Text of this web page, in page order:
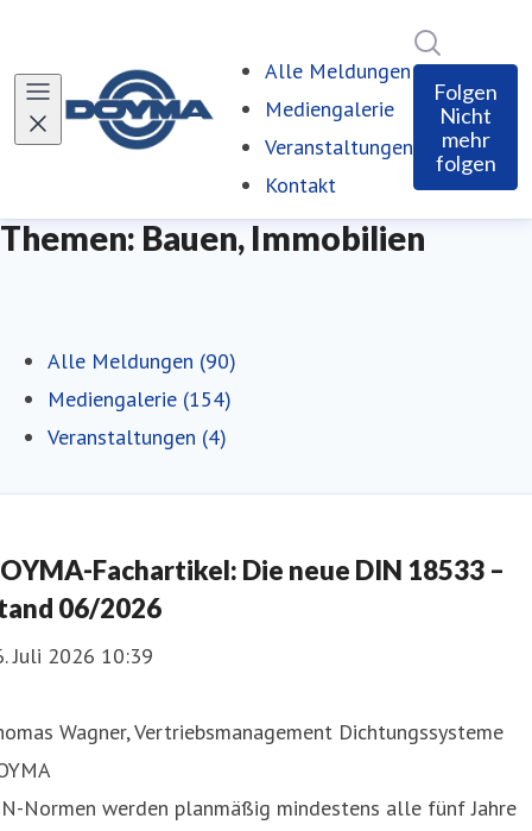
Alle Meldungen
Mediengalerie
Veranstaltungen
Kontakt
Folgen
Nicht
mehr
folgen
Themen: Bauen, Immobilien
Alle Meldungen (90)
Mediengalerie (154)
Veranstaltungen (4)
Fachartikel: Die neue DIN 18533 –
06/2026
Juli 2026 10:39
Wagner, Vertriebsmanagement Dichtungssysteme
Normen werden planmäßig mindestens alle fünf Jahre